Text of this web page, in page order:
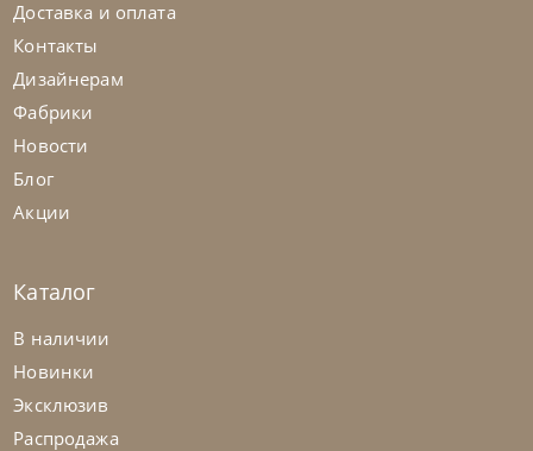
На заказ
Доставка и оплата
Контакты
Дизайнерам
Фабрики
Новости
Блог
Акции
Каталог
В наличии
Новинки
Эксклюзив
Распродажа